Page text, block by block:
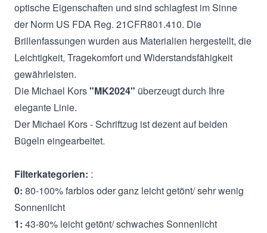
optische Eigenschaften und sind schlagfest im Sinne
der Norm US FDA Reg. 21CFR801.410. Die
Brillenfassungen wurden aus Materialien hergestellt, die
Leichtigkeit, Tragekomfort und Widerstandsfähigkeit
gewährleisten.
Die Michael Kors"MK2024" überzeugt durch Ihre
elegante Linie.
Der Michael Kors - Schriftzug ist dezent auf beiden
Bügeln eingearbeitet.
Filterkategorien: :
0: 80-100% farblos oder ganz leicht getönt/ sehr wenig
Sonnenlicht
1: 43-80% leicht getönt/ schwaches Sonnenlicht